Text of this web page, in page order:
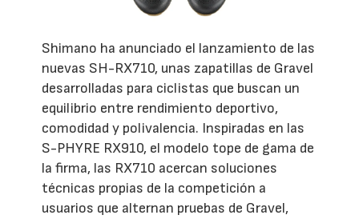
Shimano ha anunciado el lanzamiento de las
nuevas SH-RX710, unas zapatillas de Gravel
desarrolladas para ciclistas que buscan un
equilibrio entre rendimiento deportivo,
comodidad y polivalencia. Inspiradas en las
S-PHYRE RX910, el modelo tope de gama de
la firma, las RX710 acercan soluciones
técnicas propias de la competición a
usuarios que alternan pruebas de Gravel,